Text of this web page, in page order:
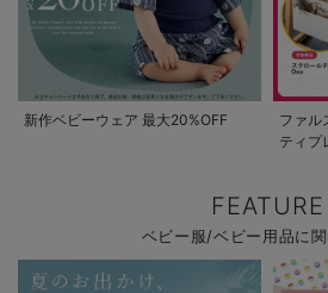
新作ベビーウェア 最大20%OFF
ファル
ティプ
FEATURE
ベビー服/ベビー用品に